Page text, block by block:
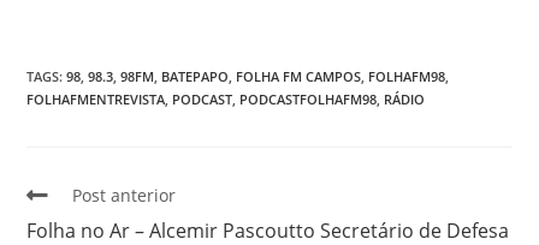
TAGS:98 98.3 98FM BATEPAPO FOLHA FM CAMPOS FOLHAFM98
FOLHAFMENTREVISTA PODCAST PODCASTFOLHAFM98 RÁDIO
Post anterior
Folha no Ar – Alcemir Pascoutto Secretário de Defesa